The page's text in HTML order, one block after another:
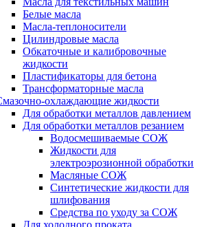
Белые масла
Масла-теплоносители
Цилиндровые масла
Обкаточные и калибровочные
жидкости
Пластификаторы для бетона
Трансформаторные масла
охлаждающие жидкости
Для обработки металлов давлением
Для обработки металлов резанием
Водосмешиваемые СОЖ
Жидкости для
электроэрозионной обработки
Масляные СОЖ
Синтетические жидкости для
шлифования
Средства по уходу за СОЖ
Для холодного проката